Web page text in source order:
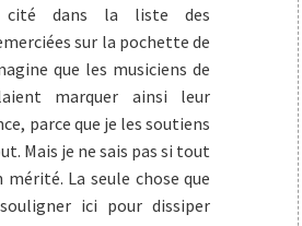
cité dans la liste des
sur la pochette de
que les musiciens de
marquer ainsi leur
parce que je les soutiens
Mais je ne sais pas si tout
La seule chose que
ici pour dissiper